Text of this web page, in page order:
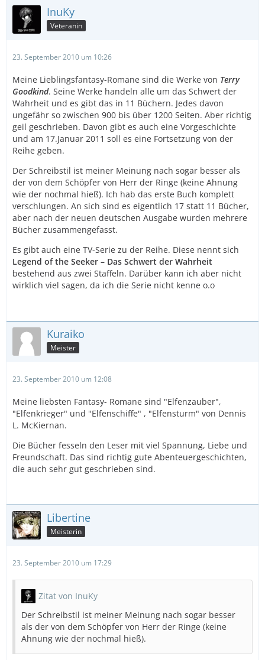
InuKy
Veteranin
23. September 2010 um 10:26
Meine Lieblingsfantasy-Romane sind die Werke von Terry
Goodkind. Seine Werke handeln alle um das Schwert der
Wahrheit und es gibt das in 11 Büchern. Jedes davon
ungefähr so zwischen 900 bis über 1200 Seiten. Aber richtig
geil geschrieben. Davon gibt es auch eine Vorgeschichte
und am 17.Januar 2011 soll es eine Fortsetzung von der
Reihe geben.
Der Schreibstil ist meiner Meinung nach sogar besser als
der von dem Schöpfer von Herr der Ringe (keine Ahnung
wie der nochmal hieß). Ich hab das erste Buch komplett
verschlungen. An sich sind es eigentlich 17 statt 11 Bücher,
aber nach der neuen deutschen Ausgabe wurden mehrere
Bücher zusammengefasst.
Es gibt auch eine TV-Serie zu der Reihe. Diese nennt sich
Legend of the Seeker – Das Schwert der Wahrheit
bestehend aus zwei Staffeln. Darüber kann ich aber nicht
wirklich viel sagen, da ich die Serie nicht kenne o.o
Kuraiko
Meister
23. September 2010 um 12:08
Meine liebsten Fantasy- Romane sind "Elfenzauber",
"Elfenkrieger" und "Elfenschiffe" , "Elfensturm" von Dennis
L. McKiernan.
Die Bücher fesseln den Leser mit viel Spannung, Liebe und
Freundschaft. Das sind richtig gute Abenteuergeschichten,
die auch sehr gut geschrieben sind.
Libertine
Meisterin
23. September 2010 um 17:29
Zitat von InuKy
Der Schreibstil ist meiner Meinung nach sogar besser
als der von dem Schöpfer von Herr der Ringe (keine
Ahnung wie der nochmal hieß).